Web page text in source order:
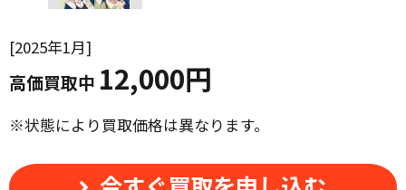
2025年1月
高価買取中 12,000円
状態により買取価格は異なります。